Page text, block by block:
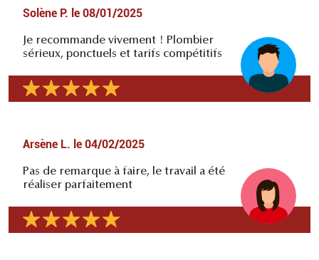
Solène P. le 08/01/2025
Je recommande vivement ! Plombier
sérieux, ponctuels et tarifs compétitifs
Arsène L. le 04/02/2025
Pas de remarque à faire, le travail a été
réaliser parfaitement